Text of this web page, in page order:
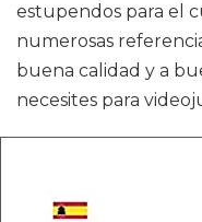
estupendos para el
numerosas
buena calidad y a
necesites para